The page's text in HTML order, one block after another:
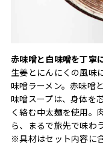
赤味噌と白味噌を丁寧
生姜とにんにくの風味
味噌ラーメン。赤味噌
味噌スープは、身体を
く絡む中太麺を使用。
ら、まるで旅先で味わ
※具材はセット内容に